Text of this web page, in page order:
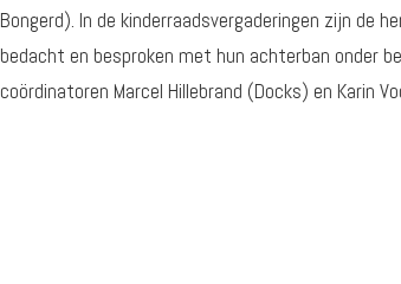
Bongerd). In de kinderraadsvergaderingen zijn de
bedacht en besproken met hun achterban onder
coördinatoren Marcel Hillebrand (Docks) en Karin